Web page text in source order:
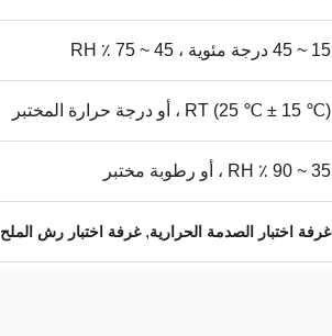
15 ~ 45 درجة مئوية ، 45 ~ 75 ٪ RH
RT (25 ℃ ± 15 ℃) ، أو درجة حرارة المختبر
35 ~ 90 ٪ RH ، أو رطوبة مختبر
غرفة اختبار الصدمة الحرارية,غرفة اختبار رش الملح